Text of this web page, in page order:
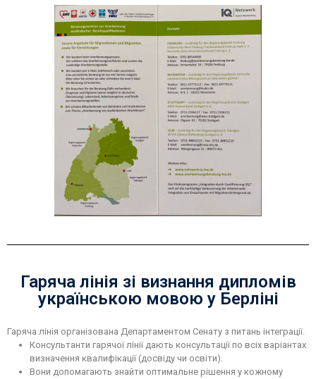
Гаряча лінія зі визнання дипломів
українською мовою у Берліні
Гаряча лінія організована Департаментом Сенату з питань інтеграції.
Консультанти гарячої лінії дають консультації по всіх варіантах
визначення квалифікації (досвіду чи освіти).
Вони допомагають знайти оптимальне рішення у кожному